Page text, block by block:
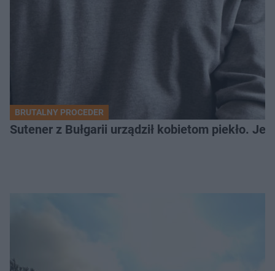
BRUTALNY PROCEDER
Sutener z Bułgarii urządził kobietom piekło.